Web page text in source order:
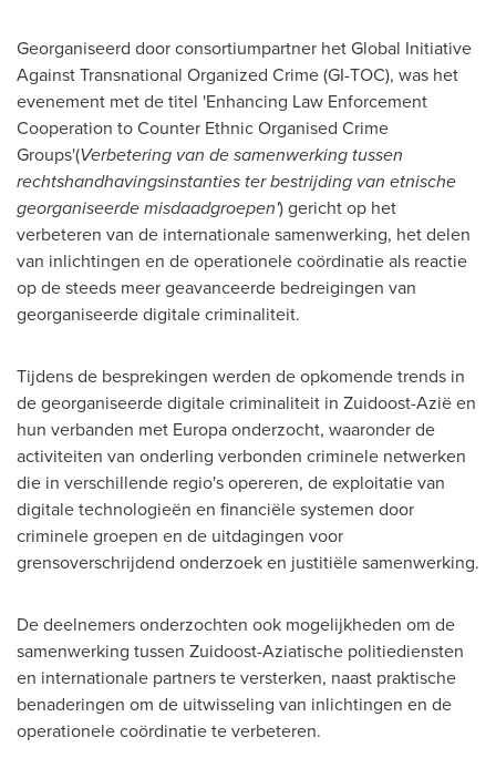
Georganiseerd door consortiumpartner het Global Initiative
Against Transnational Organized Crime (GI-TOC), was het
evenement met de titel 'Enhancing Law Enforcement
Cooperation to Counter Ethnic Organised Crime
Groups'(Verbetering van de samenwerking tussen
rechtshandhavingsinstanties ter bestrijding van etnische
georganiseerde misdaadgroepen') gericht op het
verbeteren van de internationale samenwerking, het delen
van inlichtingen en de operationele coördinatie als reactie
op de steeds meer geavanceerde bedreigingen van
georganiseerde digitale criminaliteit.
Tijdens de besprekingen werden de opkomende trends in
de georganiseerde digitale criminaliteit in Zuidoost-Azië en
hun verbanden met Europa onderzocht, waaronder de
activiteiten van onderling verbonden criminele netwerken
die in verschillende regio's opereren, de exploitatie van
digitale technologieën en financiële systemen door
criminele groepen en de uitdagingen voor
grensoverschrijdend onderzoek en justitiële samenwerking.
De deelnemers onderzochten ook mogelijkheden om de
samenwerking tussen Zuidoost-Aziatische politiediensten
en internationale partners te versterken, naast praktische
benaderingen om de uitwisseling van inlichtingen en de
operationele coördinatie te verbeteren.